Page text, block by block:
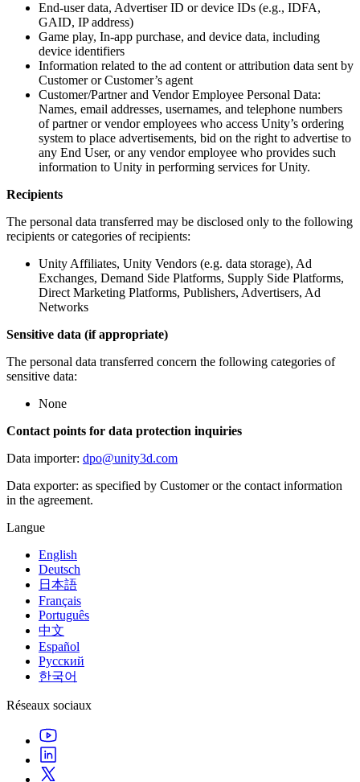
End-user data, Advertiser ID or device IDs (e.g., IDFA,
GAID, IP address)
Game play, In-app purchase, and device data, including
device identifiers
Information related to the ad content or attribution data sent by
Customer or Customer’s agent
Customer/Partner and Vendor Employee Personal Data:
Names, email addresses, usernames, and telephone numbers
of partner or vendor employees who access Unity’s ordering
system to place advertisements, bid on the right to advertise to
any End User, or any vendor employee who provides such
information to Unity in performing services for Unity.
Recipients
The personal data transferred may be disclosed only to the following
recipients or categories of recipients:
Unity Affiliates, Unity Vendors (e.g. data storage), Ad
Exchanges, Demand Side Platforms, Supply Side Platforms,
Direct Marketing Platforms, Publishers, Advertisers, Ad
Networks
Sensitive data (if appropriate)
The personal data transferred concern the following categories of
sensitive data:
None
Contact points for data protection inquiries
Data importer: dpo@unity3d.com
Data exporter: as specified by Customer or the contact information
in the agreement.
Langue
English
Deutsch
日本語
Français
Português
中文
Español
Русский
한국어
Réseaux sociaux